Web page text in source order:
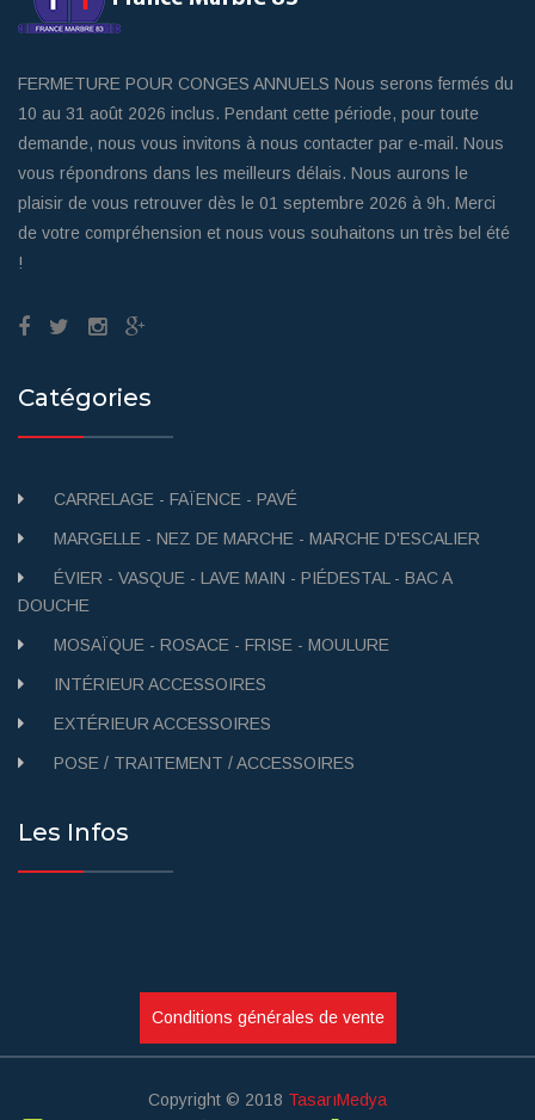
FERMETURE POUR CONGES ANNUELS Nous serons fermés du
10 au 31 août 2026 inclus. Pendant cette période, pour toute
demande, nous vous invitons à nous contacter par e-mail. Nous
vous répondrons dans les meilleurs délais. Nous aurons le
plaisir de vous retrouver dès le 01 septembre 2026 à 9h. Merci
de votre compréhension et nous vous souhaitons un très bel été
!
Catégories
CARRELAGE - FAÏENCE - PAVÉ
MARGELLE - NEZ DE MARCHE - MARCHE D'ESCALIER
ÉVIER - VASQUE - LAVE MAIN - PIÉDESTAL - BAC A
DOUCHE
MOSAÏQUE - ROSACE - FRISE - MOULURE
INTÉRIEUR ACCESSOIRES
EXTÉRIEUR ACCESSOIRES
POSE / TRAITEMENT / ACCESSOIRES
Les Infos
Conditions générales de vente
Copyright © 2018 TasarıMedya